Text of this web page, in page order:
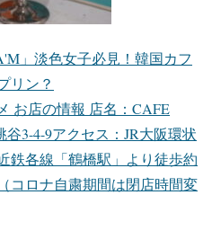
」淡色女子必見！韓国カフ
リン？
お店の情報 店名：CAFE
3-4-9アクセス：JR大阪環状
鉄各線「鶴橋駅」より徒歩約
コロナ自粛期間は閉店時間変